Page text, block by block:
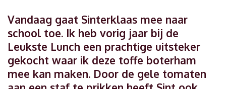
Vandaag gaat Sinterklaas mee naar
school toe. Ik heb vorig jaar bij de
Leukste Lunch een prachtige uitsteker
gekocht waar ik deze toffe boterham
mee kan maken. Door de gele tomaten